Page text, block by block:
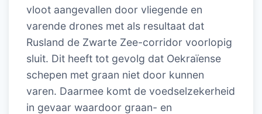
vloot aangevallen door vliegende en
varende drones met als resultaat dat
Rusland de Zwarte Zee-corridor voorlopig
sluit. Dit heeft tot gevolg dat Oekraïense
schepen met graan niet door kunnen
varen. Daarmee komt de voedselzekerheid
in gevaar waardoor graan- en